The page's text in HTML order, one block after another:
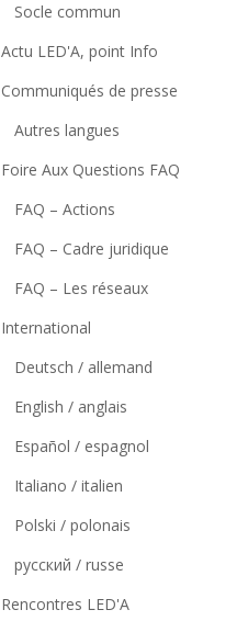
Socle commun
Actu LED'A, point Info
Communiqués de presse
Autres langues
Foire Aux Questions FAQ
FAQ – Actions
FAQ – Cadre juridique
FAQ – Les réseaux
International
Deutsch / allemand
English / anglais
Español / espagnol
Italiano / italien
Polski / polonais
русский / russe
Rencontres LED'A